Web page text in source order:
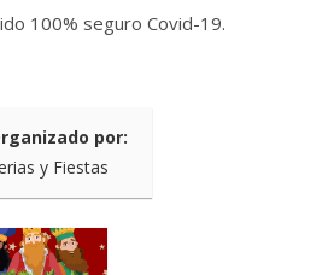
100% seguro Covid-19.
por:
y Fiestas